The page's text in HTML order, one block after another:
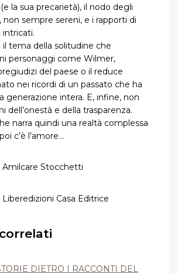
la sua precarietà), il nodo degli
non sempre sereni, e i rapporti di
intricati.
il tema della solitudine che
personaggi come Wilmer,
del paese o il reduce
nei ricordi di un passato che ha
generazione intera. E, infine, non
dell’onestà e della trasparenza.
narra quindi una realtà complessa
c’è l’amore…
Amilcare Stocchetti
Liberedizioni Casa Editrice